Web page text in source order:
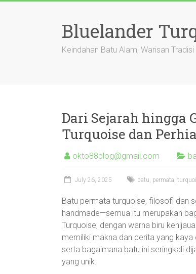
Bluelander
Keindahan Batu Alam, Warisan Tradisi
Dari Sejarah hingga
Turquoise dan
okto88blog@gmail.com
July 26, 2025 batu, permata,
Batu permata turquoise, filosofi dan
handmade—semua itu merupakan
Turquoise, dengan warna biru
memiliki makna dan cerita yang kaya
serta bagaimana batu ini seringkali
yang unik.